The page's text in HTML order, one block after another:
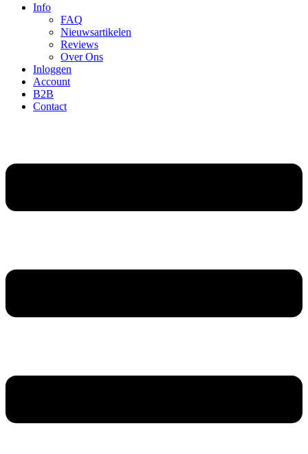
Info
FAQ
Nieuwsartikelen
Reviews
Over Ons
Inloggen
Account
B2B
Contact